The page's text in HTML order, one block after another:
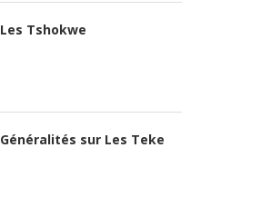
Les Tshokwe
Généralités sur Les Teke